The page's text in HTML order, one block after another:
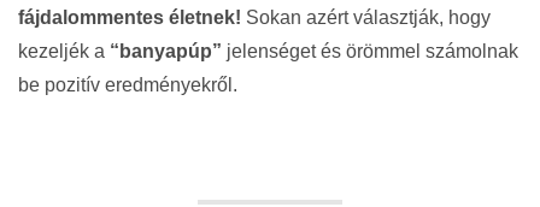
fájdalommentes életnek! Sokan azért választják, hogy
kezeljék a “banyapúp” jelenséget és örömmel számolnak
be pozitív eredményekről.